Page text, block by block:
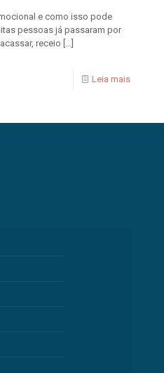
e como isso pode
pessoas já passaram por
receio
Leia mais